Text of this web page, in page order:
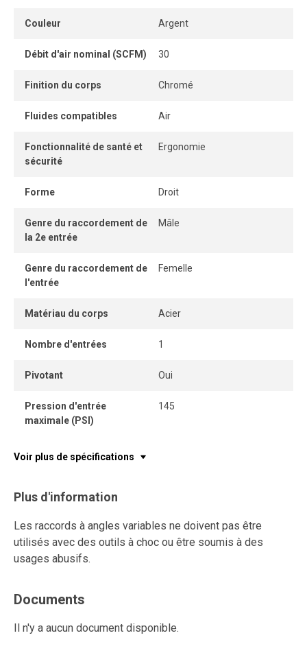
Couleur Argent
Débit d'air nominal (SCFM) 30
Finition du corps Chromé
Fluides compatibles Air
Fonctionnalité de santé et
sécurité
Ergonomie
Forme Droit
Genre du raccordement de
la 2e entrée
Mâle
Genre du raccordement de
l'entrée
Femelle
Matériau du corps Acier
Nombre d'entrées 1
Pivotant Oui
Pression d'entrée
maximale (PSI)
145
Voir plus de spécifications
Plus d'information
Les raccords à angles variables ne doivent pas être
utilisés avec des outils à choc ou être soumis à des
usages abusifs.
Documents
Il n'y a aucun document disponible.